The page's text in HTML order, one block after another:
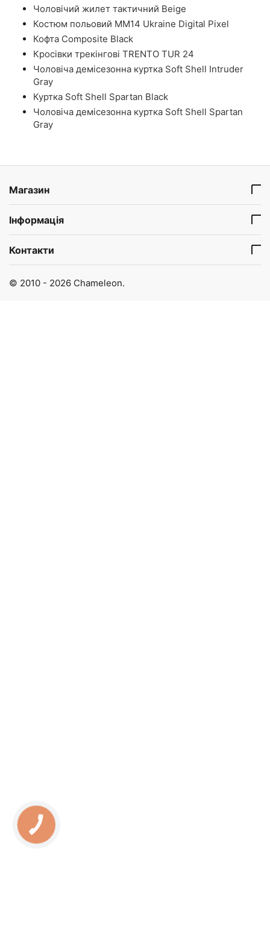
Чоловічий жилет тактичний Beige
Костюм польовий ММ14 Ukraine Digital Pixel
Кофта Composite Black
Кросівки трекінгові TRENTO TUR 24
Чоловіча демісезонна куртка Soft Shell Intruder
Gray
Куртка Soft Shell Spartan Black
Чоловіча демісезонна куртка Soft Shell Spartan
Gray
Магазин
Інформація
Контакти
© 2010 - 2026 Chameleon.